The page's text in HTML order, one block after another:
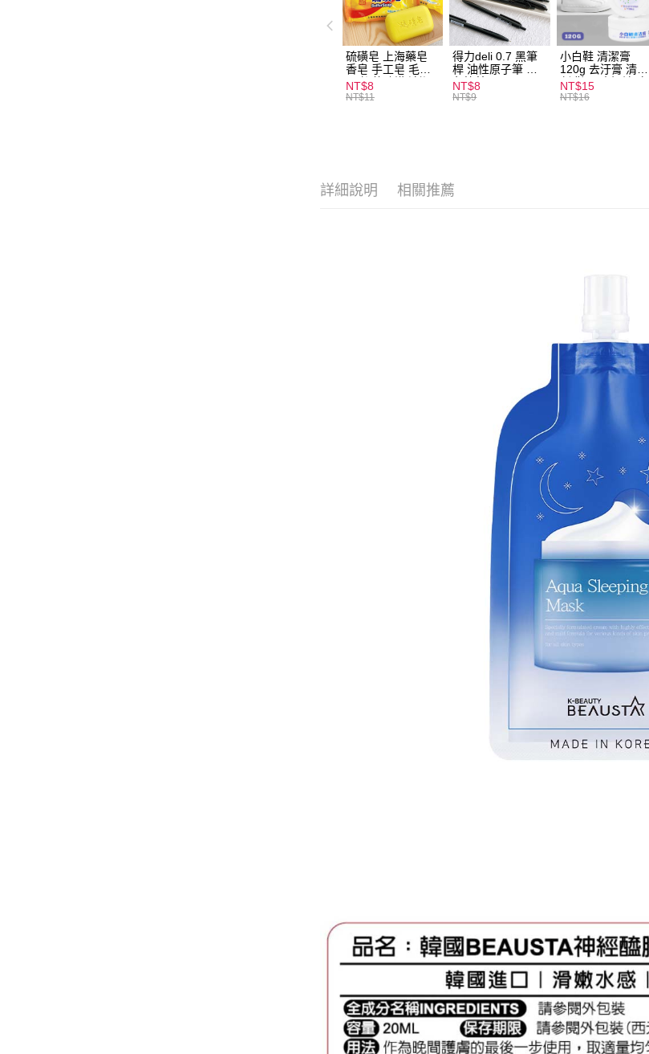
硫磺皂 上海藥皂
香皂 手工皂 毛囊
炎 抑菌除蟎 清潔
護膚 去油去痘 寵
NT$8
NT$11
得力deli 0.7 黑筆
桿 油性原子筆 黑
色筆芯 S304
NT$8
NT$9
小白鞋 清潔膏
120g 去汙膏 清潔
劑 鞋子 去汙漬 白
皮鞋 鞋油
NT$15
NT$16
詳細說明 相關推薦